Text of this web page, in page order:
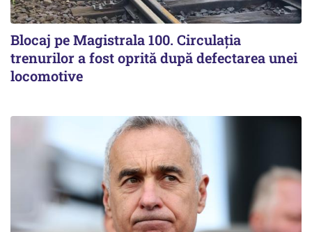
Blocaj pe Magistrala 100. Circulația
trenurilor a fost oprită după defectarea unei
locomotive